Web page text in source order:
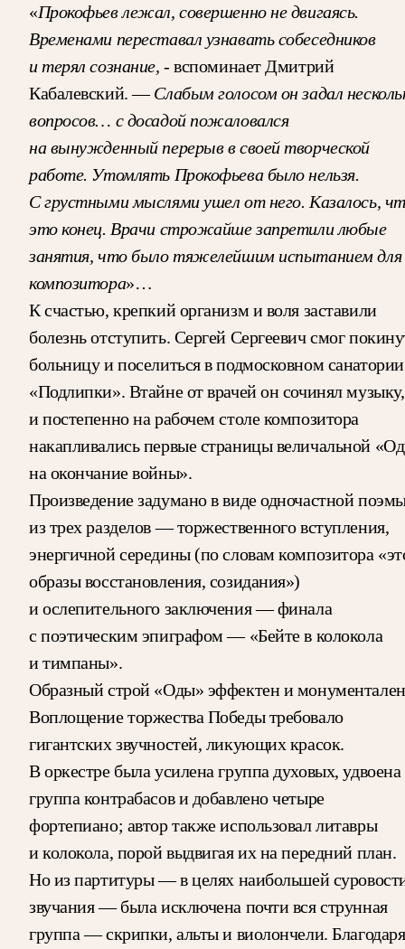
«Прокофьев лежал, совершенно не двигаясь.
Временами переставал узнавать собеседников
и терял сознание, ‑ вспоминает Дмитрий
Кабалевский. —Слабым голосом он задал
вопросов… с досадой пожаловался
на вынужденный перерыв в своей творческой
работе. Утомлять Прокофьева было нельзя.
С грустными мыслями ушел от него. Казалось,
это конец. Врачи строжайше запретили любые
занятия, что было тяжелейшим испытанием для
композитора»…
К счастью, крепкий организм и воля заставили
болезнь отступить. Сергей Сергеевич смог
больницу и поселиться в подмосковном санатории
«Подлипки». Втайне от врачей он сочинял музыку,
и постепенно на рабочем столе композитора
накапливались первые страницы величальной
на окончание войны».
Произведение задумано в виде одночастной
из трех разделов — торжественного вступления,
энергичной середины (по словам композитора
образы восстановления, созидания»)
и ослепительного заключения — финала
с поэтическим эпиграфом — «Бейте в колокола
и тимпаны».
Образный строй «Оды» эффектен и
Воплощение торжества Победы требовало
гигантских звучностей, ликующих красок.
В оркестре была усилена группа духовых, удвоена
группа контрабасов и добавлено четыре
фортепиано; автор также использовал литавры
и колокола, порой выдвигая их на передний план.
Но из партитуры — в целях наибольшей
звучания — была исключена почти вся струнная
группа — скрипки, альты и виолончели. Благодаря